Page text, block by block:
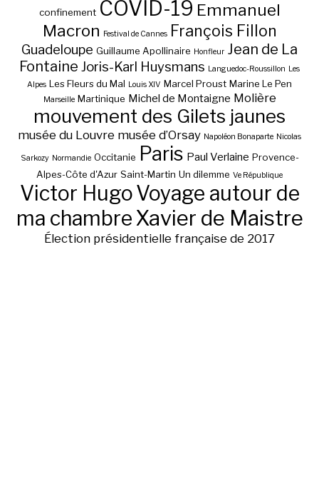
confinement COVID-19 Emmanuel
Macron
Festival de Cannes François Fillon
Guadeloupe Guillaume Apollinaire Honfleur Jean de La
Fontaine Joris-Karl Huysmans Languedoc-Roussillon Les
Alpes Les Fleurs du Mal Louis XIV Marcel Proust Marine Le Pen
Marseille Martinique Michel de Montaigne Molière
mouvement des Gilets jaunes
musée du Louvre musée d’Orsay Napoléon Bonaparte Nicolas
Sarkozy Normandie Occitanie Paris Paul Verlaine Provence-
Alpes-Côte d'Azur Saint-Martin Un dilemme Ve République
Victor HugoVoyage autour de
ma chambreXavier de Maistre
Élection présidentielle française de 2017